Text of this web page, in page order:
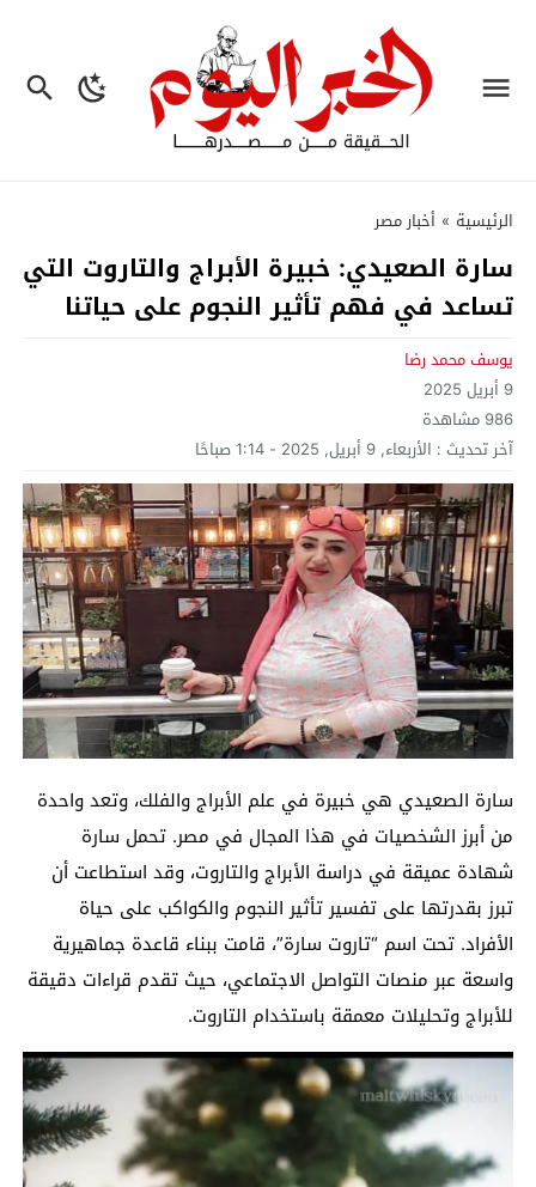
الرئيسية » أخبار مصر
سارة الصعيدي: خبيرة الأبراج والتاروت التي
تساعد في فهم تأثير النجوم على حياتنا
يوسف محمد رضا
9 أبريل 2025
986 مشاهدة
آخر تحديث : الأربعاء, 9 أبريل, 2025 - 1:14 صباحًا
سارة الصعيدي هي خبيرة في علم الأبراج والفلك، وتعد واحدة
من أبرز الشخصيات في هذا المجال في مصر. تحمل سارة
شهادة عميقة في دراسة الأبراج والتاروت، وقد استطاعت أن
تبرز بقدرتها على تفسير تأثير النجوم والكواكب على حياة
الأفراد. تحت اسم “تاروت سارة”، قامت ببناء قاعدة جماهيرية
واسعة عبر منصات التواصل الاجتماعي، حيث تقدم قراءات دقيقة
للأبراج وتحليلات معمقة باستخدام التاروت.